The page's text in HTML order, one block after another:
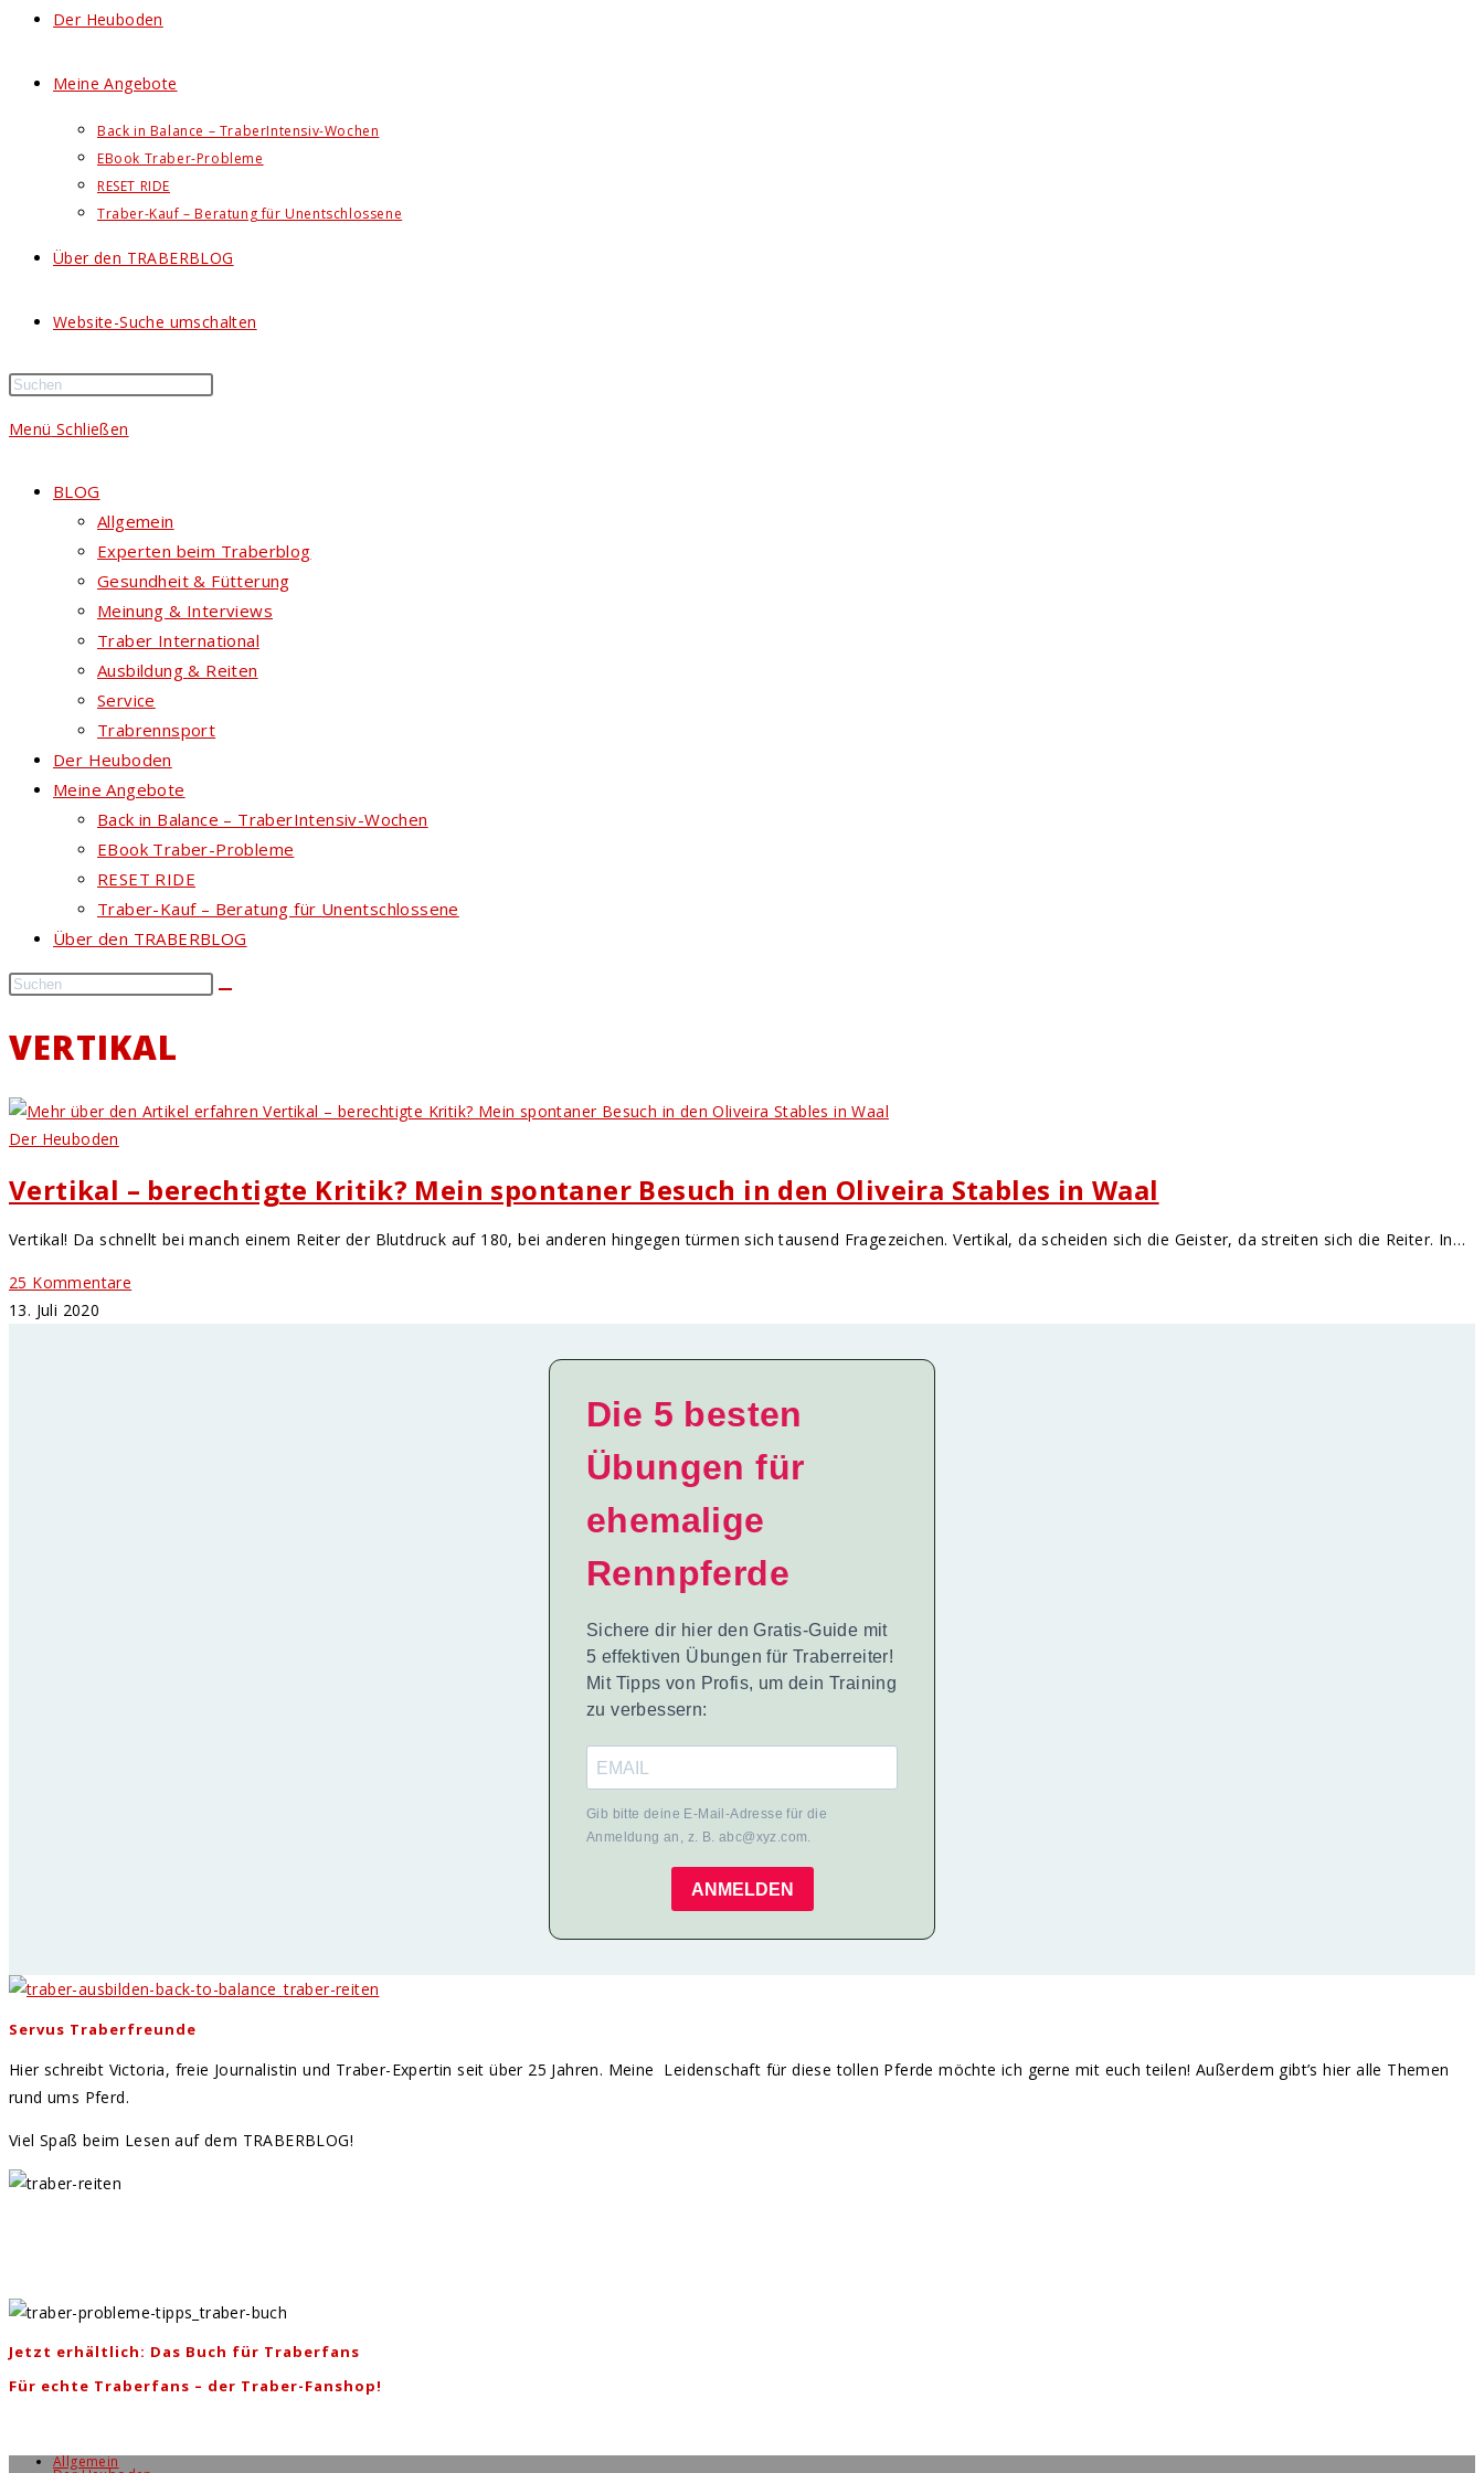
Der Heuboden
Meine Angebote
Back in Balance – TraberIntensiv-Wochen
EBook Traber-Probleme
RESET RIDE
Traber-Kauf – Beratung für Unentschlossene
Über den TRABERBLOG
Website-Suche umschalten
Menü Schließen
BLOG
Allgemein
Experten beim Traberblog
Gesundheit & Fütterung
Meinung & Interviews
Traber International
Ausbildung & Reiten
Service
Trabrennsport
Der Heuboden
Meine Angebote
Back in Balance – TraberIntensiv-Wochen
EBook Traber-Probleme
RESET RIDE
Traber-Kauf – Beratung für Unentschlossene
Über den TRABERBLOG
VERTIKAL
Der Heuboden
Vertikal – berechtigte Kritik? Mein spontaner Besuch in den Oliveira Stables in Waal
Vertikal! Da schnellt bei manch einem Reiter der Blutdruck auf 180, bei anderen hingegen türmen sich tausend Fragezeichen. Vertikal, da scheiden sich die Geister, da streiten sich die Reiter. In…
25 Kommentare
13. Juli 2020
Die 5 besten
Übungen für
ehemalige
Rennpferde
Sichere dir hier den Gratis-Guide mit
5 effektiven Übungen für Traberreiter!
Mit Tipps von Profis, um dein Training
zu verbessern:
Gib bitte deine E-Mail-Adresse für die
Anmeldung an, z. B. abc@xyz.com.
ANMELDEN
Servus Traberfreunde
Hier schreibt Victoria, freie Journalistin und Traber-Expertin seit über 25 Jahren. Meine Leidenschaft für diese tollen Pferde möchte ich gerne mit euch teilen! Außerdem gibt’s hier alle Themen
rund ums Pferd.
Viel Spaß beim Lesen auf dem TRABERBLOG!
Jetzt erhältlich: Das Buch für Traberfans
Für echte Traberfans – der Traber-Fanshop!
Allgemein